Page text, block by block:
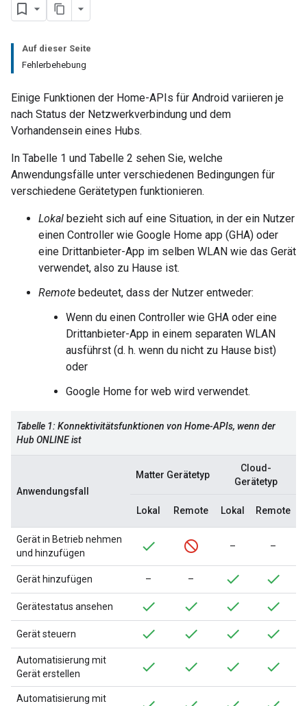
Auf dieser Seite
Fehlerbehebung
Einige Funktionen der Home-APIs für Android variieren je
nach Status der Netzwerkverbindung und dem
Vorhandensein eines Hubs.
In Tabelle 1 und Tabelle 2 sehen Sie, welche
Anwendungsfälle unter verschiedenen Bedingungen für
verschiedene Gerätetypen funktionieren.
Lokal bezieht sich auf eine Situation, in der ein Nutzer
einen Controller wie Google Home app (GHA) oder
eine Drittanbieter-App im selben WLAN wie das Gerät
verwendet, also zu Hause ist.
Remote bedeutet, dass der Nutzer entweder:
Wenn du einen Controller wie GHA oder eine
Drittanbieter-App in einem separaten WLAN
ausführst (d. h. wenn du nicht zu Hause bist)
oder
Google Home for web wird verwendet.
Tabelle 1: Konnektivitätsfunktionen von Home-APIs, wenn der
Hub ONLINE ist
Anwendungsfall
Matter Gerätetyp
Cloud-
Gerätetyp
Lokal Remote Lokal Remote
Gerät in Betrieb nehmen
und hinzufügen
– –
Gerät hinzufügen – –
Gerätestatus ansehen
Gerät steuern
Automatisierung mit
Gerät erstellen
Automatisierung mit